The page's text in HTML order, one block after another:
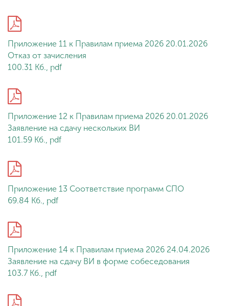
Приложение 11 к Правилам приема 2026 20.01.2026
Отказ от зачисления
100.31 Кб., pdf
Приложение 12 к Правилам приема 2026 20.01.2026
Заявление на сдачу нескольких ВИ
101.59 Кб., pdf
Приложение 13 Соответствие программ СПО
69.84 Кб., pdf
Приложение 14 к Правилам приема 2026 24.04.2026
Заявление на сдачу ВИ в форме собеседования
103.7 Кб., pdf